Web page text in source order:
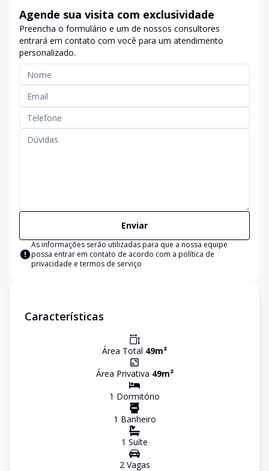
Agende sua visita com exclusividade
Preencha o formulário e um de nossos consultores
entrará em contato com você para um atendimento
personalizado.
Enviar
As informações serão utilizadas para que a nossa equipe
possa entrar em contato de acordo com a política de
privacidade e termos de serviço
Características
Área Total 49m²
Área Privativa 49m²
1 Dormitório
1 Banheiro
1 Suíte
2Vagas